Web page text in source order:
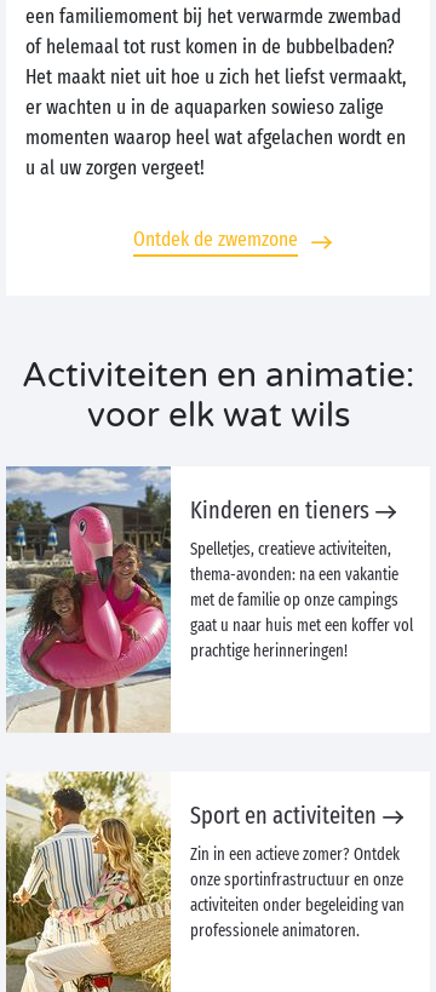
een familiemoment bij het verwarmde zwembad
of helemaal tot rust komen in de bubbelbaden?
Het maakt niet uit hoe u zich het liefst vermaakt,
er wachten u in de aquaparken sowieso zalige
momenten waarop heel wat afgelachen wordt en
u al uw zorgen vergeet!
Ontdek de zwemzone
Activiteiten en animatie:
voor elk wat wils
Kinderen en tieners
Spelletjes, creatieve activiteiten,
thema-avonden: na een vakantie
met de familie op onze campings
gaat u naar huis met een koffer vol
prachtige herinneringen!
Sport en activiteiten
Zin in een actieve zomer? Ontdek
onze sportinfrastructuur en onze
activiteiten onder begeleiding van
professionele animatoren.